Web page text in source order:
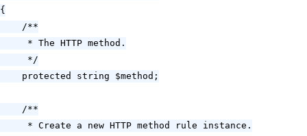
{
    /**
     * The HTTP method.
     */
    protected string $method;
    /**
     * Create a new HTTP method rule instance.